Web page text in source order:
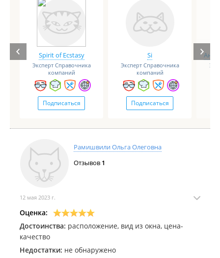
Spirit of Ecstasy
Эксперт Справочника
компаний
Подписаться
Si
Эксперт Справочника
компаний
Подписаться
Рамишвили Ольга Олеговна
Отзывов 1
12 мая 2023 г.
Оценка:
Достоинства: расположение, вид из окна, цена-
качество
Недостатки: не обнаружено